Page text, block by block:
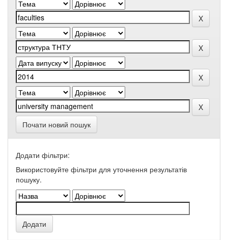
Почати новий пошук
Додати фільтри:
Використовуйте фільтри для уточнення результатів
пошуку.